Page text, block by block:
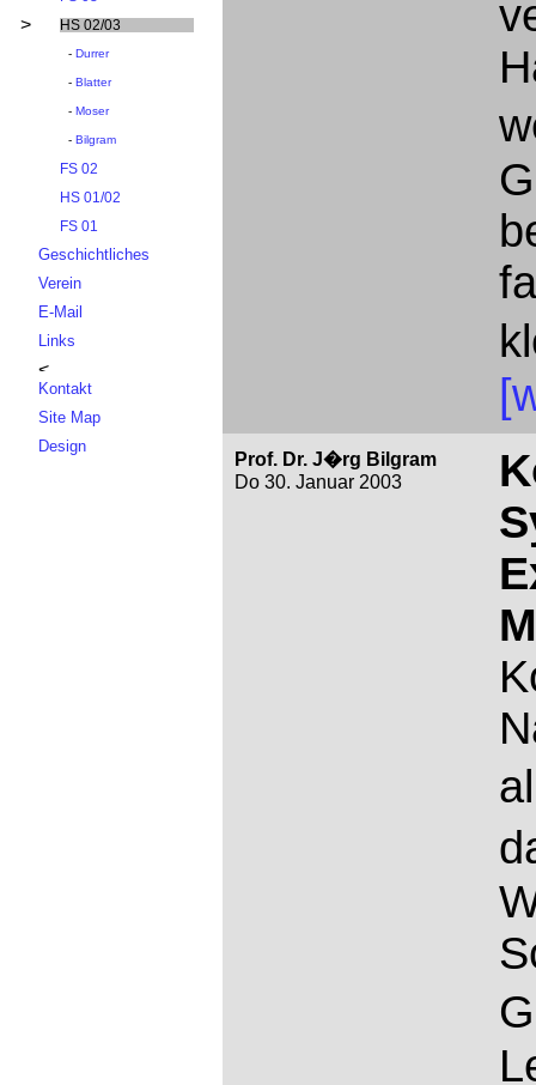
> HS 02/03
- Durrer
- Blatter
- Moser
- Bilgram
FS 02
HS 01/02
FS 01
Geschichtliches
Verein
E-Mail
Links
Kontakt
Site Map
Design
Prof. Dr. J�rg Bilgram
Do 30. Januar 2003